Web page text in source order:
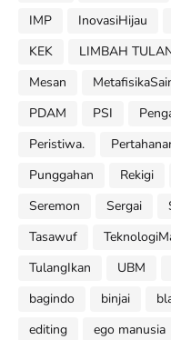
IMP
InovasiHijau
KEK
LIMBAH
Mesan
PDAM
PSI
Peristiwa.
Punggahan
Rekigi
Seremon
Sergai
Tasawuf
TulangIkan
UBM
bagindo
binjai
editing
ego manusia